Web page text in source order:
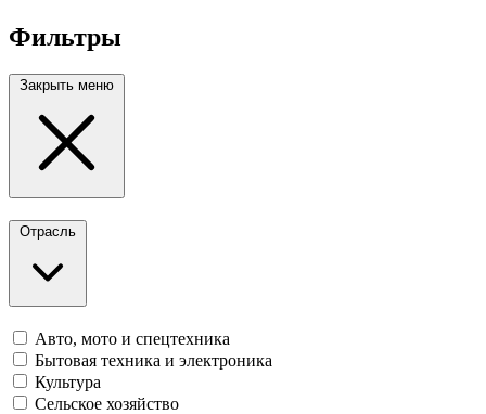
Фильтры
Закрыть меню
Отрасль
Авто, мото и спецтехника
Бытовая техника и электроника
Культура
Сельское хозяйство